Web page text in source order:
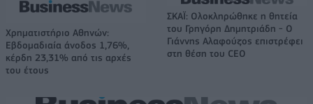
Χρηματιστήριο Αθηνών:
Εβδομαδιαία άνοδος 1,76%,
κέρδη 23,31% από τις αρχές
του έτους
ΣΚΑΪ: Ολοκληρώθηκε η θητεία
του Γρηγόρη Δημητριάδη - Ο
Γιάννης Αλαφούζος επιστρέφει
στη θέση του CEO